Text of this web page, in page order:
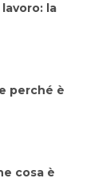
la
perché è
cosa è